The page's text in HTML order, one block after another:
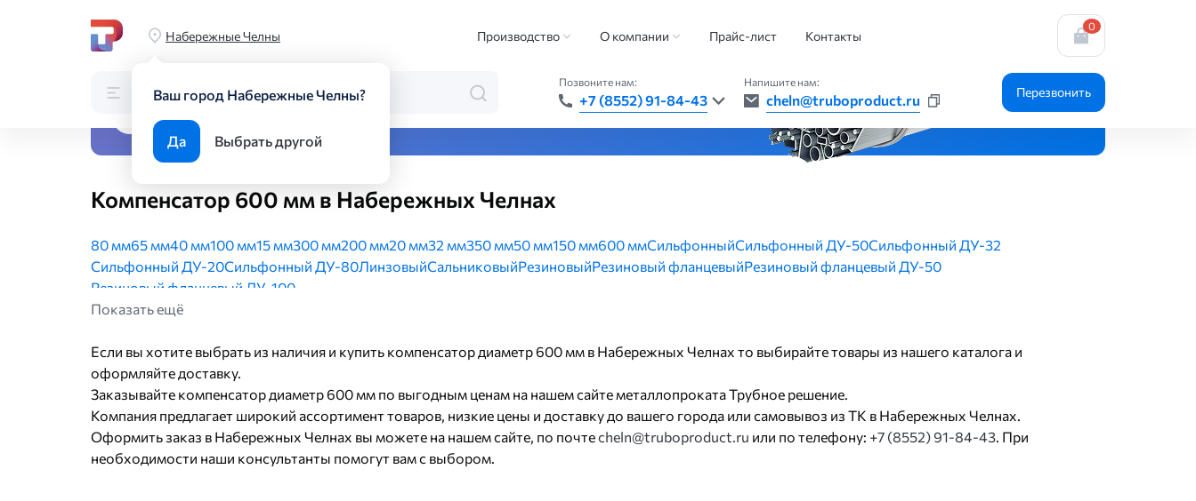
Набережные Челны
Ваш город Набережные Челны?
Да Выбрать другой
Производство О компании Прайс-лист Контакты
0
Каталог Поиск по каталогу
Позвоните нам:
+7 (8552) 91-84-43
Напишите нам:
cheln@truboproduct.ru Перезвонить
Главная Каталог Трубопроводная арматура Компенсатор диаметр 600 мм
Все виды металлопроката — быстро, точно, везде
Компенсатор 600 мм в Набережных Челнах
80 мм65 мм40 мм100 мм15 мм300 мм200 мм20 мм32 мм350 мм50 мм150 мм600 ммСильфонныйСильфонный ДУ-50Сильфонный ДУ-32
Сильфонный ДУ-20Сильфонный ДУ-80ЛинзовыйСальниковыйРезиновыйРезиновый фланцевыйРезиновый фланцевый ДУ-50
Резиновый фланцевый ДУ-100
Показать ещё
Если вы хотите выбрать из наличия и купить компенсатор диаметр 600 мм в Набережных Челнах то выбирайте товары из нашего каталога и
оформляйте доставку.
Заказывайте компенсатор диаметр 600 мм по выгодным ценам на нашем сайте металлопроката Трубное решение.
Компания предлагает широкий ассортимент товаров, низкие цены и доставку до вашего города или самовывоз из ТК в Набережных Челнах.
Оформить заказ в Набережных Челнах вы можете на нашем сайте, по почтеcheln@truboproduct.ru или по телефону: +7 (8552) 91-84-43. При
необходимости наши консультанты помогут вам с выбором.